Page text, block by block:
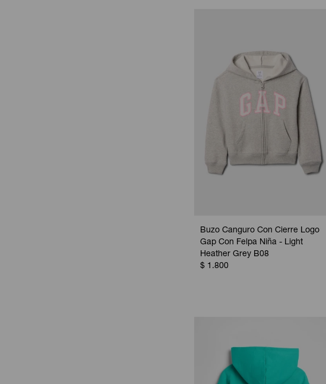
Buzo Canguro Con Cierre Logo
Gap Con Felpa Niña - Light
Heather Grey B08
$ 1.800